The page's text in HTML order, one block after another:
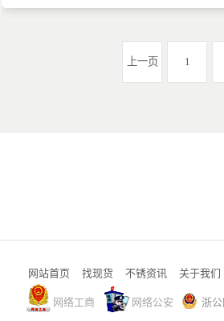
上一页 1
网站首页 找现货 不锈资讯 关于我们
网络工商 网络公安 浙